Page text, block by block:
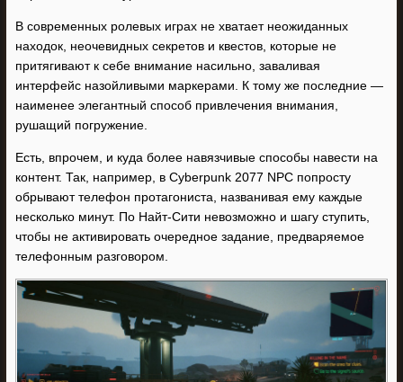
В современных ролевых играх не хватает неожиданных
находок, неочевидных секретов и квестов, которые не
притягивают к себе внимание насильно, заваливая
интерфейс назойливыми маркерами. К тому же последние —
наименее элегантный способ привлечения внимания,
рушащий погружение.
Есть, впрочем, и куда более навязчивые способы навести на
контент. Так, например, в Cyberpunk 2077 NPC попросту
обрывают телефон протагониста, названивая ему каждые
несколько минут. По Найт-Сити невозможно и шагу ступить,
чтобы не активировать очередное задание, предваряемое
телефонным разговором.